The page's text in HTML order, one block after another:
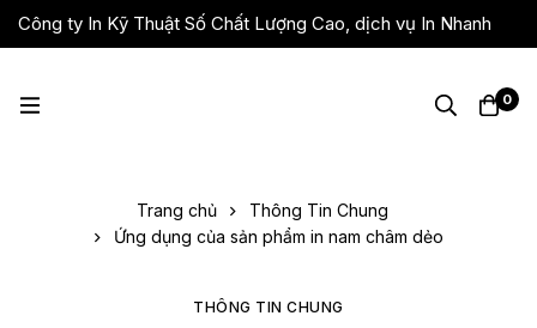
Công ty In Kỹ Thuật Số Chất Lượng Cao, dịch vụ In Nhanh
Giá Rẻ, Lấy Liền
0
Trang chủ
Thông Tin Chung
Ứng dụng của sản phẩm in nam châm dẻo
THÔNG TIN CHUNG